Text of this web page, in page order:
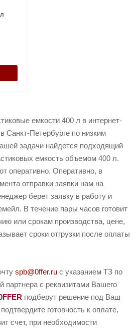
емкости 400 л в интернет-
в Санкт-Петербурге по низким
задачи найдется подходящий
емкость объемом 400 л.
оперативно. Оперативно, в
отправки заявки нам на
берет заявку в работу и
В течение пары часов готовит
или срокам производства, цене,
сроки отгрузки после оплаты
spb@0ffer.ru с указанием ТЗ по
партнера с реквизитами Вашего
подберут решение под Ваш
готовность к оплате,
счет, при необходимости